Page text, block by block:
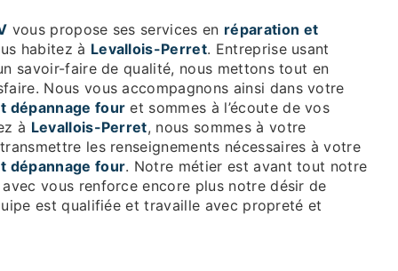
vous propose ses services en réparation et
habitez à Levallois-Perret. Entreprise usant
savoir-faire de qualité, nous mettons tout en
Nous vous accompagnons ainsi dans votre
dépannage four et sommes à l’écoute de vos
à Levallois-Perret, nous sommes à votre
les renseignements nécessaires à votre
dépannage four. Notre métier est avant tout notre
vous renforce encore plus notre désir de
est qualifiée et travaille avec propreté et